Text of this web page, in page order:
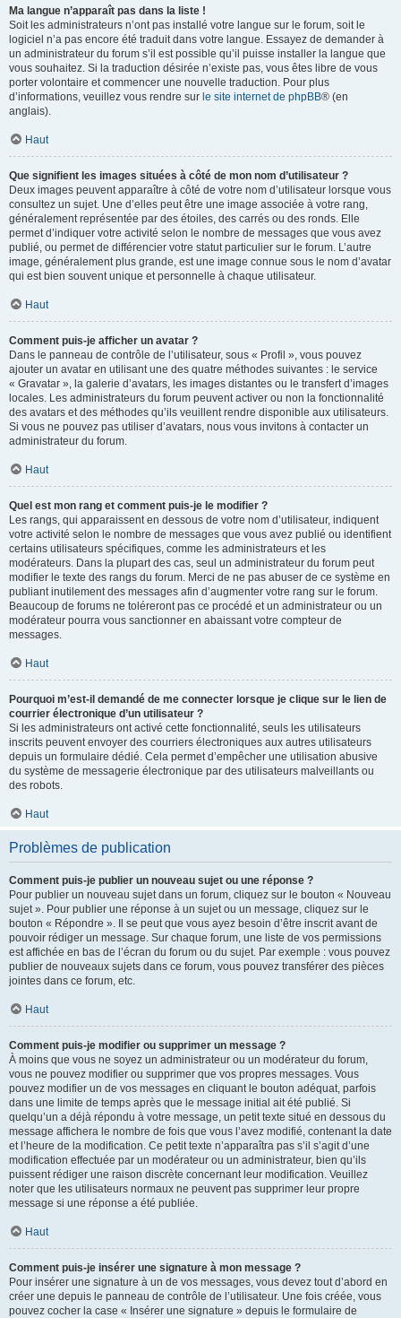
Ma langue n’apparaît pas dans la liste !
Soit les administrateurs n’ont pas installé votre langue sur le forum, soit le
logiciel n’a pas encore été traduit dans votre langue. Essayez de demander à
un administrateur du forum s’il est possible qu’il puisse installer la langue que
vous souhaitez. Si la traduction désirée n’existe pas, vous êtes libre de vous
porter volontaire et commencer une nouvelle traduction. Pour plus
d’informations, veuillez vous rendre sur le site internet de phpBB® (en
anglais).
Haut
Que signifient les images situées à côté de mon nom d’utilisateur ?
Deux images peuvent apparaître à côté de votre nom d’utilisateur lorsque vous
consultez un sujet. Une d’elles peut être une image associée à votre rang,
généralement représentée par des étoiles, des carrés ou des ronds. Elle
permet d’indiquer votre activité selon le nombre de messages que vous avez
publié, ou permet de différencier votre statut particulier sur le forum. L’autre
image, généralement plus grande, est une image connue sous le nom d’avatar
qui est bien souvent unique et personnelle à chaque utilisateur.
Haut
Comment puis-je afficher un avatar ?
Dans le panneau de contrôle de l’utilisateur, sous « Profil », vous pouvez
ajouter un avatar en utilisant une des quatre méthodes suivantes : le service
« Gravatar », la galerie d’avatars, les images distantes ou le transfert d’images
locales. Les administrateurs du forum peuvent activer ou non la fonctionnalité
des avatars et des méthodes qu’ils veuillent rendre disponible aux utilisateurs.
Si vous ne pouvez pas utiliser d’avatars, nous vous invitons à contacter un
administrateur du forum.
Haut
Quel est mon rang et comment puis-je le modifier ?
Les rangs, qui apparaissent en dessous de votre nom d’utilisateur, indiquent
votre activité selon le nombre de messages que vous avez publié ou identifient
certains utilisateurs spécifiques, comme les administrateurs et les
modérateurs. Dans la plupart des cas, seul un administrateur du forum peut
modifier le texte des rangs du forum. Merci de ne pas abuser de ce système en
publiant inutilement des messages afin d’augmenter votre rang sur le forum.
Beaucoup de forums ne toléreront pas ce procédé et un administrateur ou un
modérateur pourra vous sanctionner en abaissant votre compteur de
messages.
Haut
Pourquoi m’est-il demandé de me connecter lorsque je clique sur le lien de
courrier électronique d’un utilisateur ?
Si les administrateurs ont activé cette fonctionnalité, seuls les utilisateurs
inscrits peuvent envoyer des courriers électroniques aux autres utilisateurs
depuis un formulaire dédié. Cela permet d’empêcher une utilisation abusive
du système de messagerie électronique par des utilisateurs malveillants ou
des robots.
Haut
Problèmes de publication
Comment puis-je publier un nouveau sujet ou une réponse ?
Pour publier un nouveau sujet dans un forum, cliquez sur le bouton « Nouveau
sujet ». Pour publier une réponse à un sujet ou un message, cliquez sur le
bouton « Répondre ». Il se peut que vous ayez besoin d’être inscrit avant de
pouvoir rédiger un message. Sur chaque forum, une liste de vos permissions
est affichée en bas de l’écran du forum ou du sujet. Par exemple : vous pouvez
publier de nouveaux sujets dans ce forum, vous pouvez transférer des pièces
jointes dans ce forum, etc.
Haut
Comment puis-je modifier ou supprimer un message ?
À moins que vous ne soyez un administrateur ou un modérateur du forum,
vous ne pouvez modifier ou supprimer que vos propres messages. Vous
pouvez modifier un de vos messages en cliquant le bouton adéquat, parfois
dans une limite de temps après que le message initial ait été publié. Si
quelqu’un a déjà répondu à votre message, un petit texte situé en dessous du
message affichera le nombre de fois que vous l’avez modifié, contenant la date
et l’heure de la modification. Ce petit texte n’apparaîtra pas s’il s’agit d’une
modification effectuée par un modérateur ou un administrateur, bien qu’ils
puissent rédiger une raison discrète concernant leur modification. Veuillez
noter que les utilisateurs normaux ne peuvent pas supprimer leur propre
message si une réponse a été publiée.
Haut
Comment puis-je insérer une signature à mon message ?
Pour insérer une signature à un de vos messages, vous devez tout d’abord en
créer une depuis le panneau de contrôle de l’utilisateur. Une fois créée, vous
pouvez cocher la case « Insérer une signature » depuis le formulaire de